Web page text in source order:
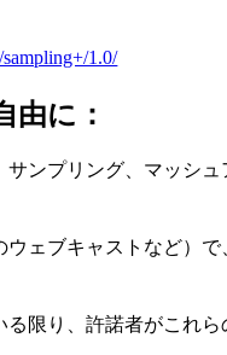
sampling+/1.0/
由に：
ンプリング、マッシ
ェブキャストなど）
限り、許諾者がこれら